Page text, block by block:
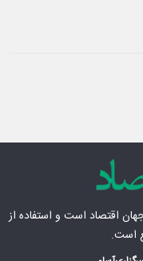
اقتصاد است و استفاده از
است.